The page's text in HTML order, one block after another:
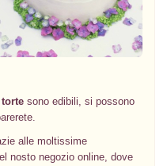
sono edibili, si possono
alle moltissime
nosto negozio online, dove